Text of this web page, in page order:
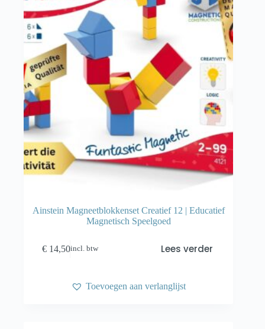
Ainstein Magneetblokkenset Creatief 12 | Educatief
Magnetisch Speelgoed
€ 14,50incl. btw Lees verder
Toevoegen aan verlanglijst